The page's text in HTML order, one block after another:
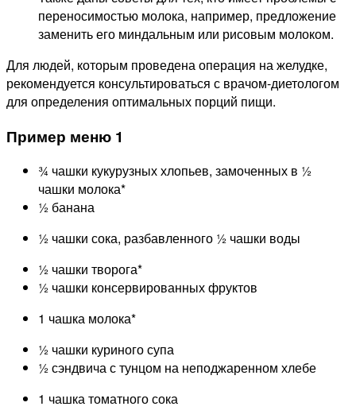
переносимостью молока, например, предложение
заменить его миндальным или рисовым молоком.
Для людей, которым проведена операция на желудке,
рекомендуется консультироваться с врачом-диетологом
для определения оптимальных порций пищи.
Пример меню 1
¾ чашки кукурузных хлопьев, замоченных в ½
чашки молока*
½ банана
½ чашки сока, разбавленного ½ чашки воды
½ чашки творога*
½ чашки консервированных фруктов
1 чашка молока*
½ чашки куриного супа
½ сэндвича с тунцом на неподжаренном хлебе
1 чашка томатного сока